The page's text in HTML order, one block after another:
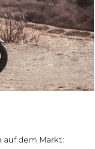
auf dem Markt: